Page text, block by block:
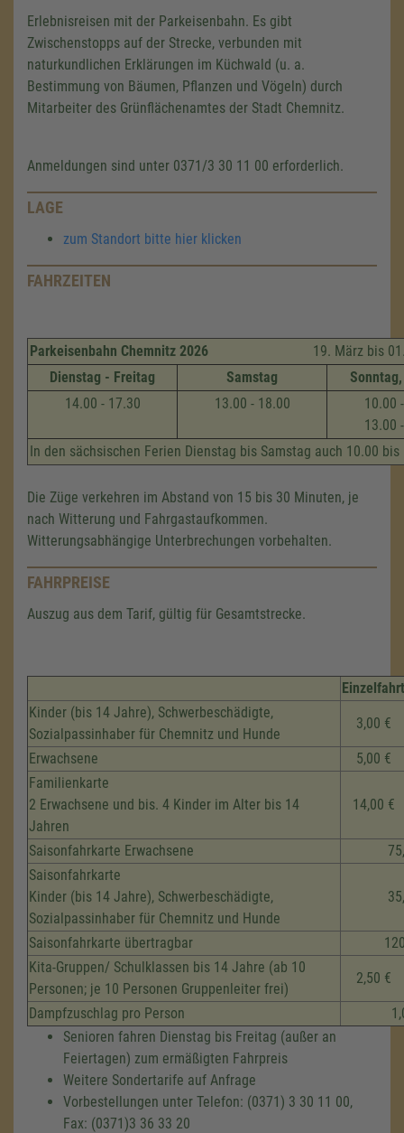
Erlebnisreisen mit der Parkeisenbahn. Es gibt
Zwischenstopps auf der Strecke, verbunden mit
naturkundlichen Erklärungen im Küchwald (u. a.
Bestimmung von Bäumen, Pflanzen und Vögeln) durch
Mitarbeiter des Grünflächenamtes der Stadt Chemnitz.
Anmeldungen sind unter 0371/3 30 11 00 erforderlich.
LAGE
zum Standort bitte hier klicken
FAHRZEITEN
Parkeisenbahn Chemnitz 2026 19. März bis 01.
Dienstag - Freitag
Samstag
14.00 - 17.30
13.00 - 18.00
10.00
13.00
In den sächsischen Ferien Dienstag bis Samstag auch 10.00 bis
Die Züge verkehren im Abstand von 15 bis 30 Minuten, je
nach Witterung und Fahrgastaufkommen.
Witterungsabhängige Unterbrechungen vorbehalten.
FAHRPREISE
Auszug aus dem Tarif, gültig für Gesamtstrecke.
Einzelfahrt
Kinder (bis 14 Jahre), Schwerbeschädigte,
Sozialpassinhaber für Chemnitz und Hunde
3,00 €
Erwachsene
5,00 €
Familienkarte
2 Erwachsene und bis. 4 Kinder im Alter bis 14
Jahren
14,00 €
Saisonfahrkarte Erwachsene
Saisonfahrkarte
Kinder (bis 14 Jahre), Schwerbeschädigte,
Sozialpassinhaber für Chemnitz und Hunde
Saisonfahrkarte übertragbar
Kita-Gruppen/ Schulklassen bis 14 Jahre (ab 10
Personen; je 10 Personen Gruppenleiter frei)
2,50 €
Dampfzuschlag pro Person
Senioren fahren Dienstag bis Freitag (außer an
Feiertagen) zum ermäßigten Fahrpreis
Weitere Sondertarife auf Anfrage
Vorbestellungen unter Telefon: (0371) 3 30 11 00,
Fax: (0371)3 36 33 20